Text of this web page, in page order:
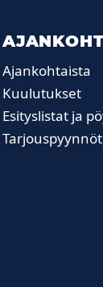
Ajankohtaista
Kuulutukset
Esityslistat ja
Tarjouspyynnöt